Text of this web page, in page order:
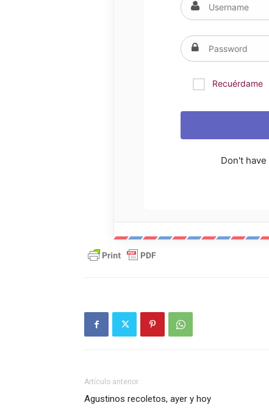
Recuérdame
Don't
Artículo anterior
Agustinos recoletos, ayer y hoy